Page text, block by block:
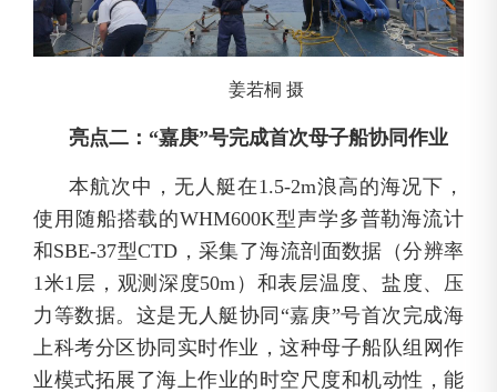
姜若桐 摄
亮点二：“嘉庚”号完成首次母子船协同作业
本航次中，无人艇在1.5-2m浪高的海况下，
使用随船搭载的WHM600K型声学多普勒海流计
和SBE-37型CTD，采集了海流剖面数据（分辨率
1米1层，观测深度50m）和表层温度、盐度、压
力等数据。这是无人艇协同“嘉庚”号首次完成海
上科考分区协同实时作业，这种母子船队组网作
业模式拓展了海上作业的时空尺度和机动性，能